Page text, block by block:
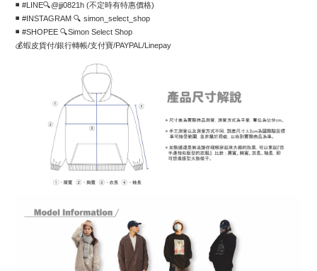
◾️ #LINE🔍@jji0821h (不定時有特惠價格)
◾️ #INSTAGRAM 🔍 simon_select_shop
◾️ #SHOPEE 🔍Simon Select Shop
💰蝦皮貨付/銀行轉帳/支付寶/PAYPAL/Linepay